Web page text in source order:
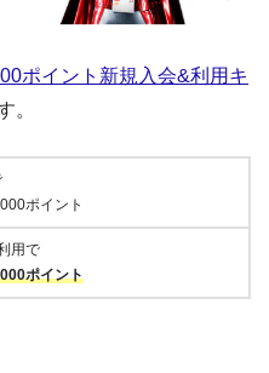
ポイント新規入会&利用キ
。
ポイント
用で
ポイント